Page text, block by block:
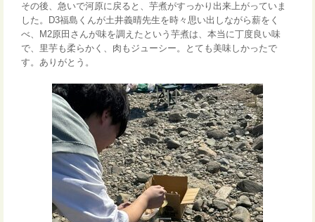
その後、急いで河原に戻ると、芋煮がすっかり出来上がっていま
した。D3福島くんが土井義晴先生を時々思い出しながら薪をく
べ、M2原田さんが味を調えたという芋煮は、本当に丁度良い味
で、里芋も柔らかく、肉もジューシー。とても美味しかったで
す。ありがとう。